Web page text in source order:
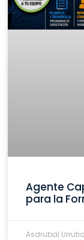
Agente
para la
Asdrubal Urrutia